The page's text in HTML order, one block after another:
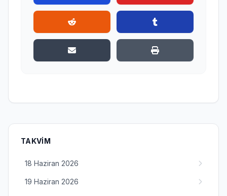
TAKVIM
18 Haziran 2026
19 Haziran 2026